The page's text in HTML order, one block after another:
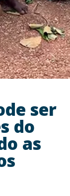
ser
do
as